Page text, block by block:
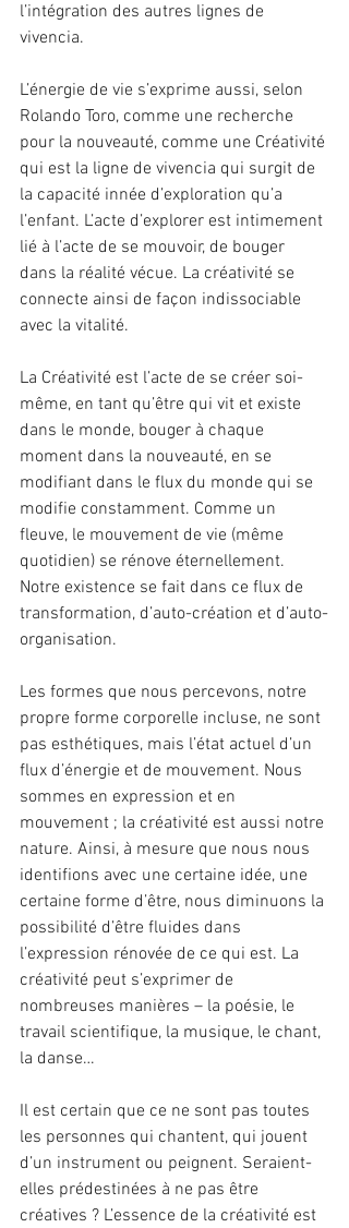
l’intégration des autres lignes de
vivencia.
L’énergie de vie s’exprime aussi, selon
Rolando Toro, comme une recherche
pour la nouveauté, comme une Créativité
qui est la ligne de vivencia qui surgit de
la capacité innée d’exploration qu’a
l’enfant. L’acte d’explorer est intimement
lié à l’acte de se mouvoir, de bouger
dans la réalité vécue. La créativité se
connecte ainsi de façon indissociable
avec la vitalité.
La Créativité est l’acte de se créer soi-
même, en tant qu’être qui vit et existe
dans le monde, bouger à chaque
moment dans la nouveauté, en se
modifiant dans le flux du monde qui se
modifie constamment. Comme un
fleuve, le mouvement de vie (même
quotidien) se rénove éternellement.
Notre existence se fait dans ce flux de
transformation, d’auto-création et d’auto-
organisation.
Les formes que nous percevons, notre
propre forme corporelle incluse, ne sont
pas esthétiques, mais l’état actuel d’un
flux d’énergie et de mouvement. Nous
sommes en expression et en
mouvement ; la créativité est aussi notre
nature. Ainsi, à mesure que nous nous
identifions avec une certaine idée, une
certaine forme d’être, nous diminuons la
possibilité d’être fluides dans
l’expression rénovée de ce qui est. La
créativité peut s’exprimer de
nombreuses manières – la poésie, le
travail scientifique, la musique, le chant,
la danse…
Il est certain que ce ne sont pas toutes
les personnes qui chantent, qui jouent
d’un instrument ou peignent. Seraient-
elles prédestinées à ne pas être
créatives ? L’essence de la créativité est